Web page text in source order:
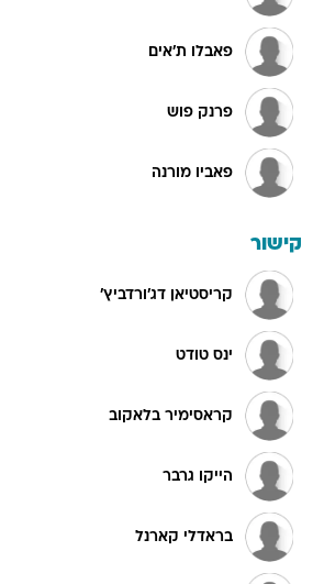
פאבלו ת'אים
פרנק פוש
פאביו מורנה
קישור
קריסטיאן דג'ורדביץ'
ינס טודט
קראסימיר בלאקוב
הייקו גרבר
בראדלי קארנל